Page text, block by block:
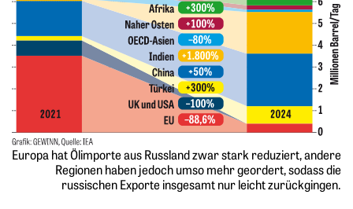
Europa hat Ölimporte aus Russland zwar stark reduziert, andere
Regionen haben jedoch umso mehr geordert, sodass die
russischen Exporte insgesamt nur leicht zurückgingen.